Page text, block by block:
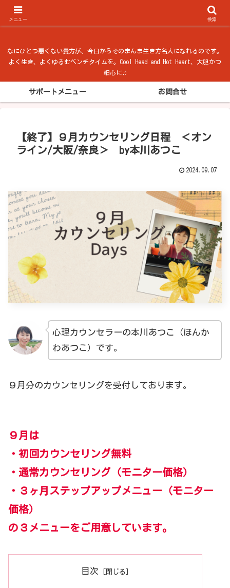
なにひとつ悪くない貴方が、今日からそのまんま生き方名人になれるのです。
よく生き、よくゆるむベンチタイムを。Cool Head and Hot Heart、大胆かつ
細心に♫
サポートメニュー お問合せ
【終了】９月カウンセリング日程 ＜オン
ライン/大阪/奈良＞ by本川あつこ
2024.09.07
心理カウンセラーの本川あつこ（ほんか
わあつこ）です。
９月分のカウンセリングを受付しております。
９月は
・初回カウンセリング無料
・通常カウンセリング（モニター価格）
・３ヶ月ステップアップメニュー（モニター
価格）
の３メニューをご用意しています。
目次
メニュー 検索